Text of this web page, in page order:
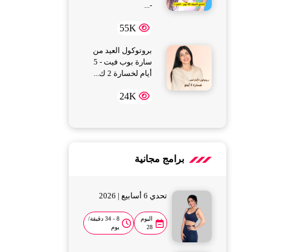
-...
55K
بروتوكول العيد من
سارة بوب فيت - 5
أيام لخسارة 2 ك...
24K
برامج مجانية
تحدي 6 أسابيع | 2026
اليوم
28
8 - 34 دقيقة/
يوم